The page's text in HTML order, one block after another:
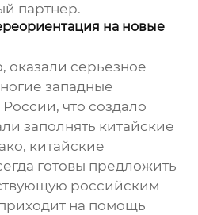
партнер.
на новые
оказали серьезное
западные
что создало
заполнять китайские
китайские
готовы предложить
российским
на помощь